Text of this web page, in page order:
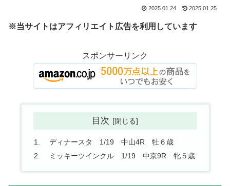
2025.01.24 2025.01.25
※当サイトはアフィリエイト広告を利用しています
スポンサーリンク
目次
ディナースタ 1/19 中山4R 牡６歳
ミッキーツインクル 1/19 中京9R 牝５歳